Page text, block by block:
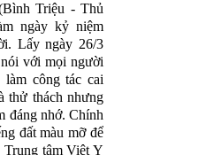
Triệu - Thủ
ngày kỷ niệm
Lấy ngày 26/3
với mọi người
làm công tác cai
thử thách nhưng
đáng nhớ. Chính
đất màu mỡ để
Trung tâm Việt Y